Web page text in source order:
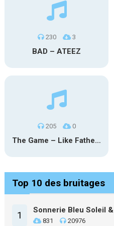
230 3
BAD – ATEEZ
205 0
The Game – Like Father Like Daughter
Top 10 des bruitages
1 Sonnerie Bleu Soleil
831 20976